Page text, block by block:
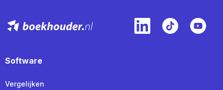
Software
Vergelijken